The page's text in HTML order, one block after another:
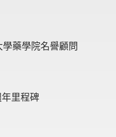
藥學院名譽顧問
里程碑